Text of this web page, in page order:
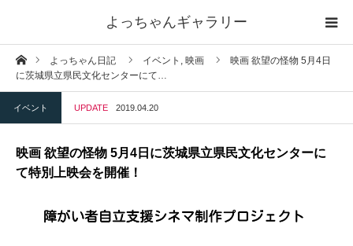
よっちゃんギャラリー
ホームよっちゃん日記 イベント, 映画
映画 欲望の怪物 5月4日
に茨城県立県民文化センターにて…
イベント UPDATE 2019.04.20
映画 欲望の怪物 5月4日に茨城県立県民文化センターに
て特別上映会を開催！
映画「欲望の怪物」上映会+講演会
よっちゃん映画
日記